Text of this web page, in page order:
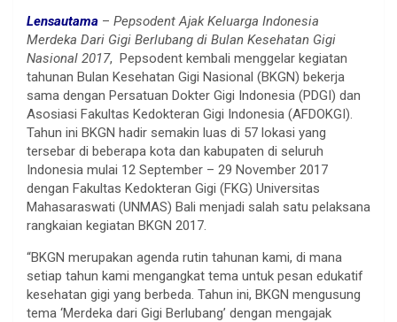
Lensautama – Pepsodent Ajak Keluarga Indonesia
Merdeka Dari Gigi Berlubang di Bulan Kesehatan Gigi
Nasional 2017, Pepsodent kembali menggelar kegiatan
tahunan Bulan Kesehatan Gigi Nasional (BKGN) bekerja
sama dengan Persatuan Dokter Gigi Indonesia (PDGI) dan
Asosiasi Fakultas Kedokteran Gigi Indonesia (AFDOKGI).
Tahun ini BKGN hadir semakin luas di 57 lokasi yang
tersebar di beberapa kota dan kabupaten di seluruh
Indonesia mulai 12 September – 29 November 2017
dengan Fakultas Kedokteran Gigi (FKG) Universitas
Mahasaraswati (UNMAS) Bali menjadi salah satu pelaksana
rangkaian kegiatan BKGN 2017.
“BKGN merupakan agenda rutin tahunan kami, di mana
setiap tahun kami mengangkat tema untuk pesan edukatif
kesehatan gigi yang berbeda. Tahun ini, BKGN mengusung
tema ‘Merdeka dari Gigi Berlubang’ dengan mengajak